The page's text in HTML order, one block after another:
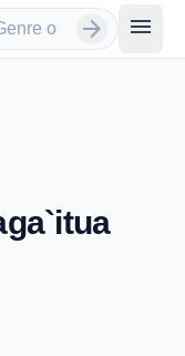
arrow_forward menu